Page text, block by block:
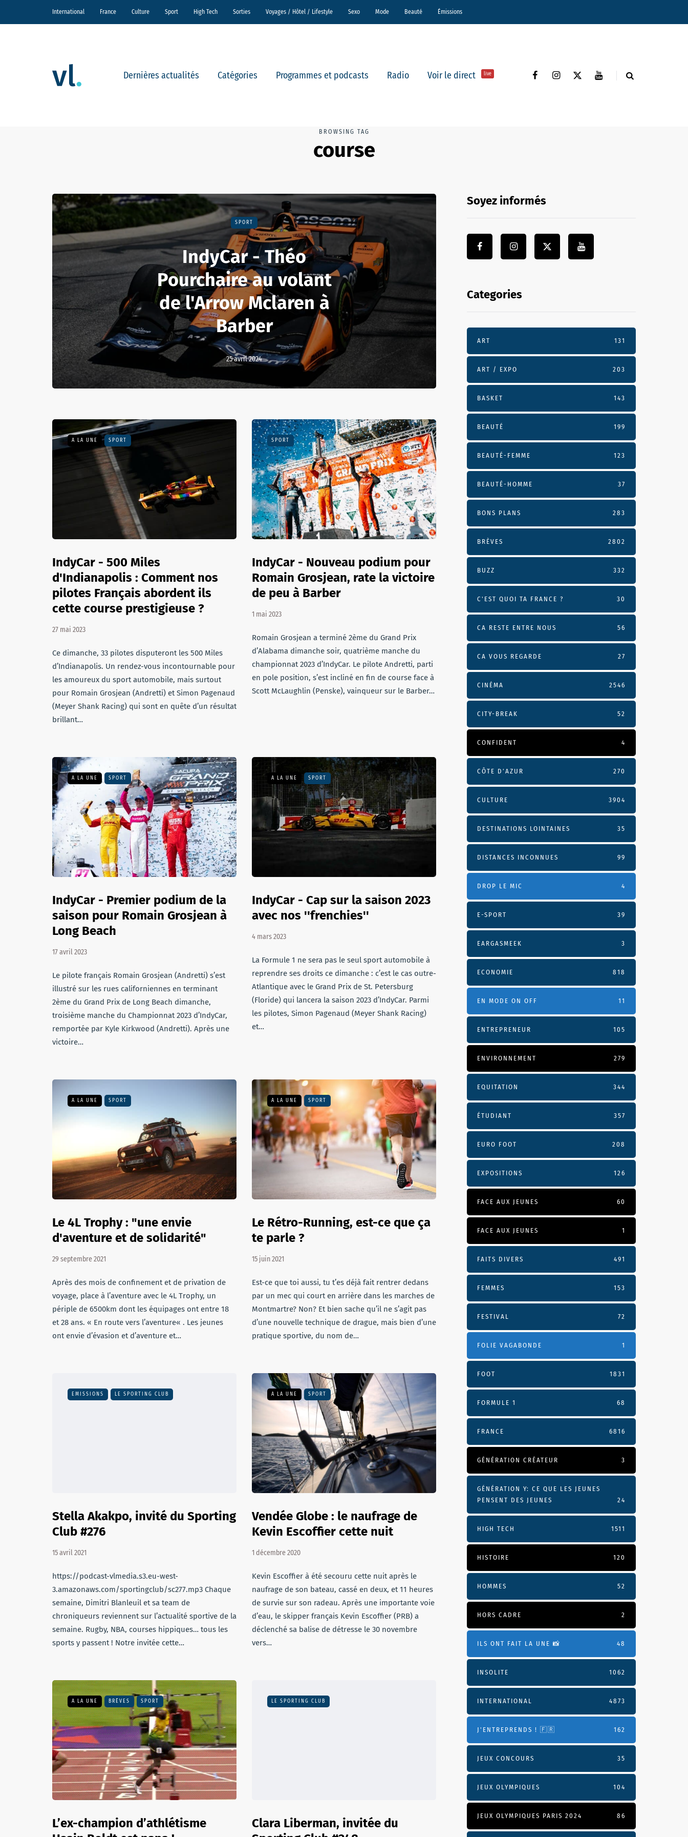
International France Culture Sport High Tech Sorties Voyages / Hôtel / Lifestyle Sexo Mode Beauté Émissions
Dernières actualités Catégories Programmes et podcasts Radio Voir le direct live
BROWSING TAG
course
SPORT
IndyCar - Théo
Pourchaire au volant
de l'Arrow Mclaren à
Barber
25 avril 2024
A LA UNE SPORT
IndyCar - 500 Miles
d'Indianapolis : Comment nos
pilotes Français abordent ils
cette course prestigieuse ?
27 mai 2023
Ce dimanche, 33 pilotes disputeront les 500 Miles
d’Indianapolis. Un rendez-vous incontournable pour
les amoureux du sport automobile, mais surtout
pour Romain Grosjean (Andretti) et Simon Pagenaud
(Meyer Shank Racing) qui sont en quête d’un résultat
brillant…
SPORT
IndyCar - Nouveau podium pour
Romain Grosjean, rate la victoire
de peu à Barber
1 mai 2023
Romain Grosjean a terminé 2ème du Grand Prix
d’Alabama dimanche soir, quatrième manche du
championnat 2023 d’IndyCar. Le pilote Andretti, parti
en pole position, s’est incliné en fin de course face à
Scott McLaughlin (Penske), vainqueur sur le Barber…
A LA UNE SPORT
IndyCar - Premier podium de la
saison pour Romain Grosjean à
Long Beach
17 avril 2023
Le pilote français Romain Grosjean (Andretti) s’est
illustré sur les rues californiennes en terminant
2ème du Grand Prix de Long Beach dimanche,
troisième manche du Championnat 2023 d’IndyCar,
remportée par Kyle Kirkwood (Andretti). Après une
victoire…
A LA UNE SPORT
IndyCar - Cap sur la saison 2023
avec nos ''frenchies''
4 mars 2023
La Formule 1 ne sera pas le seul sport automobile à
reprendre ses droits ce dimanche : c’est le cas outre-
Atlantique avec le Grand Prix de St. Petersburg
(Floride) qui lancera la saison 2023 d’IndyCar. Parmi
les pilotes, Simon Pagenaud (Meyer Shank Racing)
et…
A LA UNE SPORT
Le 4L Trophy : "une envie
d'aventure et de solidarité"
29 septembre 2021
Après des mois de confinement et de privation de
voyage, place à l’aventure avec le 4L Trophy, un
périple de 6500km dont les équipages ont entre 18
et 28 ans. « En route vers l’aventure« . Les jeunes
ont envie d’évasion et d’aventure et…
A LA UNE SPORT
Le Rétro-Running, est-ce que ça
te parle ?
15 juin 2021
Est-ce que toi aussi, tu t’es déjà fait rentrer dedans
par un mec qui court en arrière dans les marches de
Montmartre? Non? Et bien sache qu’il ne s’agit pas
d’une nouvelle technique de drague, mais bien d’une
pratique sportive, du nom de…
EMISSIONS LE SPORTING CLUB
Stella Akakpo, invité du Sporting
Club #276
15 avril 2021
https://podcast-vlmedia.s3.eu-west-
3.amazonaws.com/sportingclub/sc277.mp3 Chaque
semaine, Dimitri Blanleuil et sa team de
chroniqueurs reviennent sur l’actualité sportive de la
semaine. Rugby, NBA, courses hippiques… tous les
sports y passent ! Notre invitée cette…
A LA UNE SPORT
Vendée Globe : le naufrage de
Kevin Escoffier cette nuit
1 décembre 2020
Kevin Escoffier à été secouru cette nuit après le
naufrage de son bateau, cassé en deux, et 11 heures
de survie sur son radeau. Après une importante voie
d’eau, le skipper français Kevin Escoffier (PRB) a
déclenché sa balise de détresse le 30 novembre
vers…
A LA UNE BRÈVES SPORT
L’ex-champion d’athlétisme
LE SPORTING CLUB
Clara Liberman, invitée du
Soyez informés
Categories
ART 131
ART / EXPO 203
BASKET 143
BEAUTÉ 199
BEAUTÉ-FEMME 123
BEAUTÉ-HOMME 37
BONS PLANS 283
BRÈVES 2802
BUZZ 332
C'EST QUOI TA FRANCE ? 30
CA RESTE ENTRE NOUS 56
CA VOUS REGARDE 27
CINÉMA 2546
CITY-BREAK 52
CONFIDENT 4
CÔTE D’AZUR 270
CULTURE 3904
DESTINATIONS LOINTAINES 35
DISTANCES INCONNUES 99
DROP LE MIC 4
E-SPORT 39
EARGASMEEK 3
ECONOMIE 818
EN MODE ON OFF 11
ENTREPRENEUR 105
ENVIRONNEMENT 279
EQUITATION 344
ÉTUDIANT 357
EURO FOOT 208
EXPOSITIONS 126
FACE AUX JEUNES 60
FACE AUX JEUNES 1
FAITS DIVERS 491
FEMMES 153
FESTIVAL 72
FOLIE VAGABONDE 1
FOOT 1831
FORMULE 1 68
FRANCE 6816
GÉNÉRATION CRÉATEUR 3
GÉNÉRATION Y: CE QUE LES JEUNES
PENSENT DES JEUNES
24
HIGH TECH 1511
HISTOIRE 120
HOMMES 52
HORS CADRE 2
ILS ONT FAIT LA UNE 📸 48
INSOLITE 1062
INTERNATIONAL 4873
J'ENTREPRENDS ! 🇫🇷 162
JEUX CONCOURS 35
JEUX OLYMPIQUES 104
JEUX OLYMPIQUES PARIS 2024 86